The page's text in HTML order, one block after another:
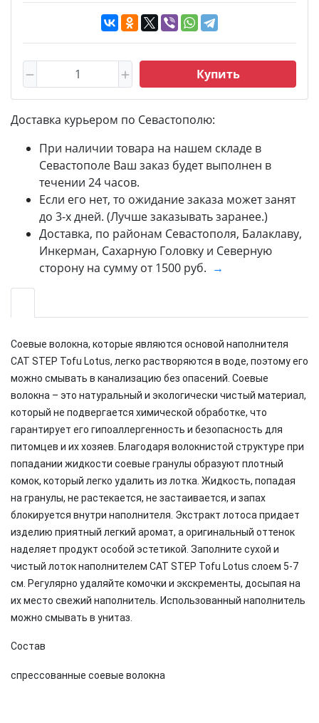
Купить
Доставка курьером по Севастополю:
При наличии товара на нашем складе в
Севастополе Ваш заказ будет выполнен в
течении 24 часов.
Если его нет, то ожидание заказа может занят
до 3-х дней. (Лучше заказывать заранее.)
Доставка, по районам Севастополя, Балаклаву,
Инкерман, Сахарную Головку и Северную
сторону на сумму от 1500 руб. →
Соевые волокна, которые являются основой наполнителя
CAT STEP Tofu Lotus, легко растворяются в воде, поэтому его
можно смывать в канализацию без опасений. Соевые
волокна – это натуральный и экологически чистый материал,
который не подвергается химической обработке, что
гарантирует его гипоаллергенность и безопасность для
питомцев и их хозяев. Благодаря волокнистой структуре при
попадании жидкости соевые гранулы образуют плотный
комок, который легко удалить из лотка. Жидкость, попадая
на гранулы, не растекается, не застаивается, и запах
блокируется внутри наполнителя. Экстракт лотоса придает
изделию приятный легкий аромат, а оригинальный оттенок
наделяет продукт особой эстетикой. Заполните сухой и
чистый лоток наполнителем CAT STEP Tofu Lotus слоем 5-7
см. Регулярно удаляйте комочки и экскременты, досыпая на
их место свежий наполнитель. Использованный наполнитель
можно смывать в унитаз.
Состав
спрессованные соевые волокна